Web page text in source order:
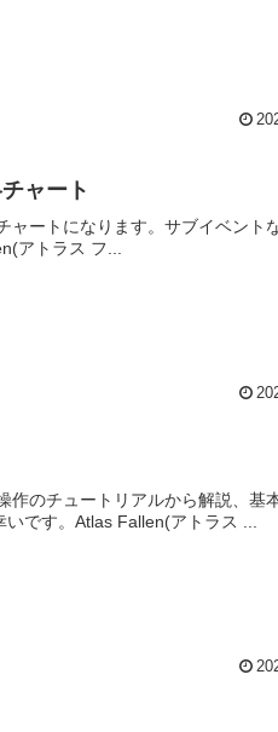
攻略チャート
ャートになります。サブイベント
アトラス フ...
作のチュートリアルから解説、基
です。Atlas Fallen(アトラス ...